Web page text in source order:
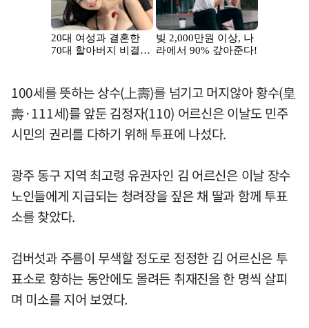
100세를 뜻하는 상수(上壽)를 넘기고 머지않아 황수(皇
壽·111세)를 앞둔 김정자(110) 어르신은 이날도 민주
시민의 권리를 다하기 위해 투표에 나섰다.
광주 동구 지역 최고령 유권자인 김 어르신은 이날 장수
노인들에게 지급되는 청려장을 짚은 채 딸과 함께 투표
소를 찾았다.
검버섯과 주름이 무색할 정도로 정정한 김 어르신은 투
표소로 향하는 동안에도 몰려든 취재진을 한 명씩 살피
며 미소를 지어 보였다.